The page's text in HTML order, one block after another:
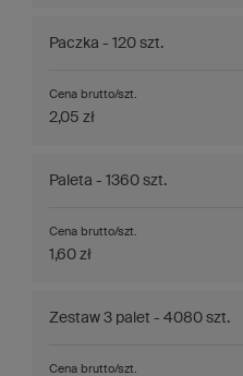
Paczka - 120 szt.
Cena brutto/szt.
2,05 zł
Paleta - 1360 szt.
Cena brutto/szt.
1,60 zł
Zestaw 3 palet - 4080 szt.
Cena brutto/szt.